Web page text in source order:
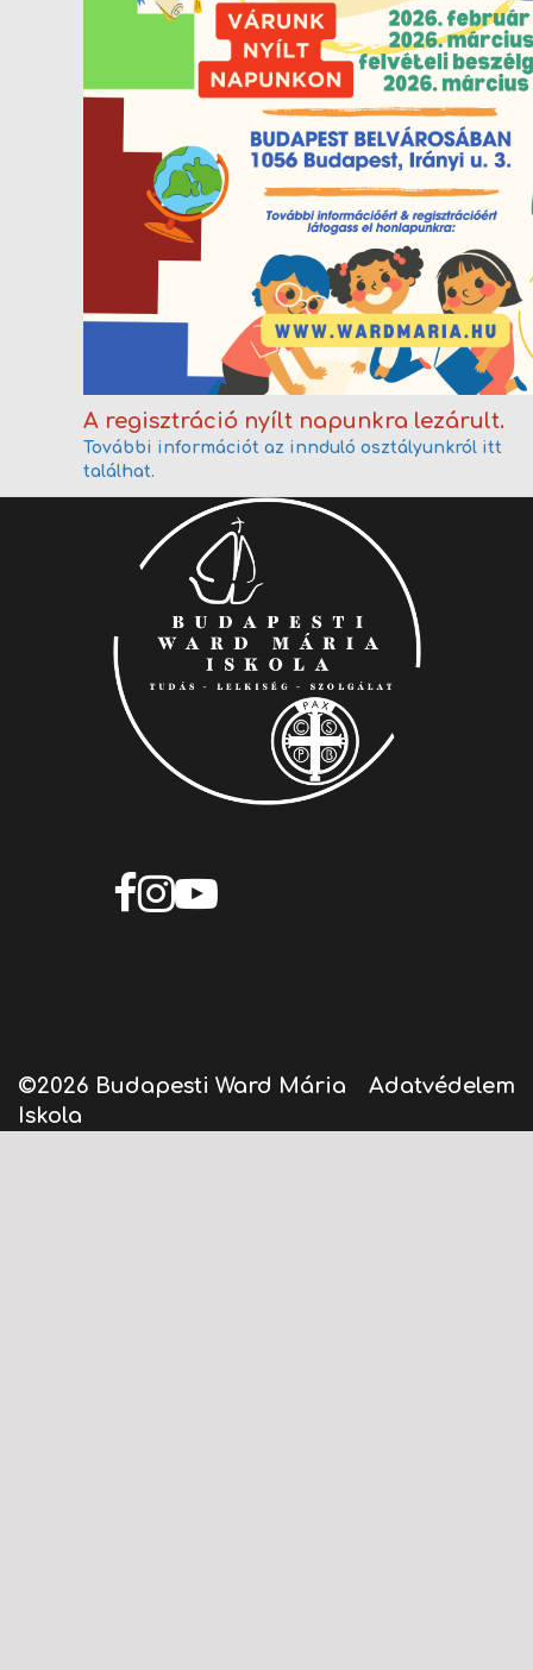
A regisztráció nyílt napunkra lezárult.
További információt az innduló osztályunkról itt
találhat.
©2026 Budapesti Ward Mária
Iskola
Adatvédelem